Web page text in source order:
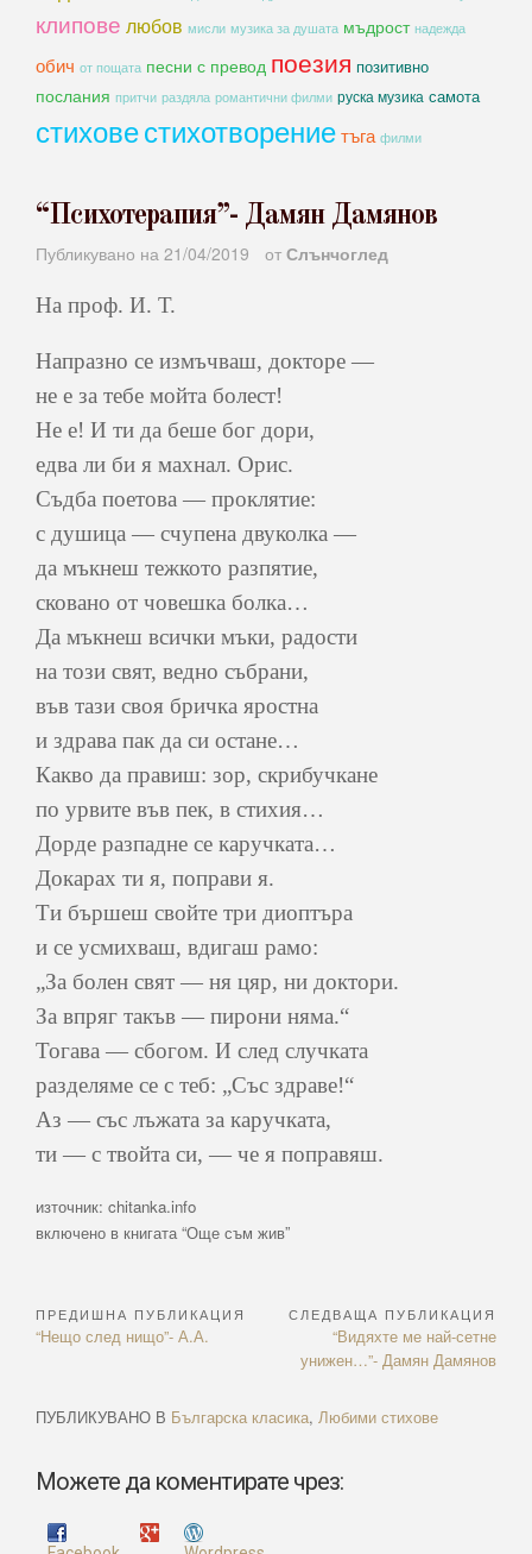
клипове любов мисли музика за душата мъдрост надежда
обич от пощата песни с превод поезия позитивно
послания притчи раздяла романтични филми руска музика самота
стиховестихотворениетъга филми
“Психотерапия”- Дамян Дамянов
Публикувано на 21/04/2019 от Слънчоглед
На проф. И. Т.
Напразно се измъчваш, докторе —
не е за тебе мойта болест!
Не е! И ти да беше бог дори,
едва ли би я махнал. Орис.
Съдба поетова — проклятие:
с душица — счупена двуколка —
да мъкнеш тежкото разпятие,
сковано от човешка болка…
Да мъкнеш всички мъки, радости
на този свят, ведно събрани,
във тази своя бричка яростна
и здрава пак да си остане…
Какво да правиш: зор, скрибучкане
по урвите във пек, в стихия…
Дорде разпадне се каручката…
Докарах ти я, поправи я.
Ти бършеш свойте три диоптъра
и се усмихваш, вдигаш рамо:
„За болен свят — ня цяр, ни доктори.
За впряг такъв — пирони няма.“
Тогава — сбогом. И след случката
разделяме се с теб: „Със здраве!“
Аз — със лъжата за каручката,
ти — с твойта си, — че я поправяш.
източник: chitanka.info
включено в книгата “Още съм жив”
Навигация
ПРЕДИШНА ПУБЛИКАЦИЯ
Previous
“Нещо след нищо”- А.А.
СЛЕДВАЩА ПУБЛИКАЦИЯ
Next
Article:
“Видяхте ме най-сетне
унижен…”- Дамян Дамянов
ПУБЛИКУВАНО В Българска класика, Любими стихове
Можете да коментирате чрез: